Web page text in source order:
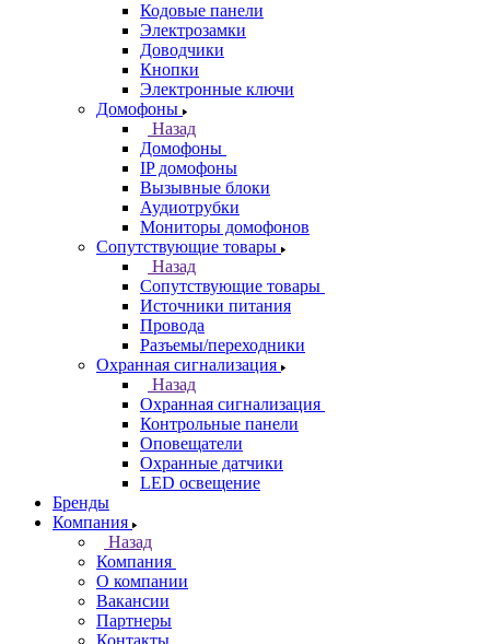
Кодовые панели
Электрозамки
Доводчики
Кнопки
Электронные ключи
Домофоны
Назад
Домофоны
IP домофоны
Вызывные блоки
Аудиотрубки
Мониторы домофонов
Сопутствующие товары
Назад
Сопутствующие товары
Источники питания
Провода
Разъемы/переходники
Охранная сигнализация
Назад
Охранная сигнализация
Контрольные панели
Оповещатели
Охранные датчики
LED освещение
Бренды
Компания
Назад
Компания
О компании
Вакансии
Партнеры
Контакты